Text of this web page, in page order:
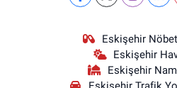
Eskişehir
Eskişehir
Eskişehir